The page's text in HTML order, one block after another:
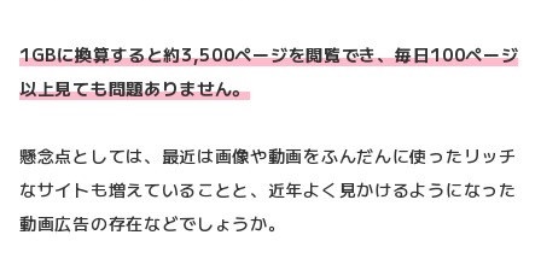
1GBに換算すると約3,500ページを閲覧でき、毎日100ページ
以上見ても問題ありません。
懸念点としては、最近は画像や動画をふんだんに使ったリッチ
なサイトも増えていることと、近年よく見かけるようになった
動画広告の存在などでしょうか。